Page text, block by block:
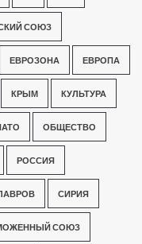
СОЮЗ
ЕВРОЗОНА ЕВРОПА
КРЫМ КУЛЬТУРА
ОБЩЕСТВО
РОССИЯ
СИРИЯ
СОЮЗ